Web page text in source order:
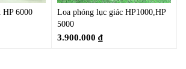
HP 6000
Loa phóng lục giác HP1000,HP
5000
3.900.000 ₫